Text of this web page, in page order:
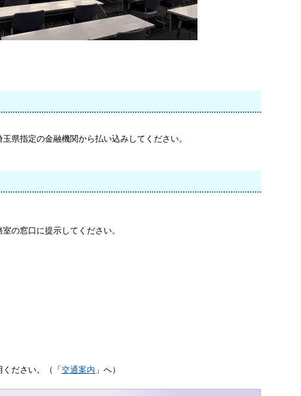
県指定の金融機関から払い込みしてください。
の窓口に提示してください。
ださい。（「交通案内 」へ）